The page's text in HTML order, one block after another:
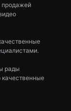
продажей
рады